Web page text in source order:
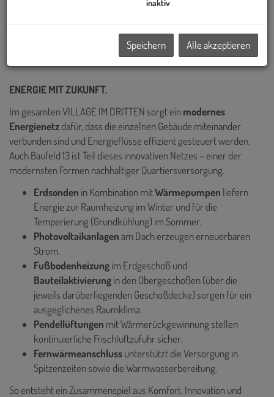
Donaukanal. Auch das VILLAGE IM DRITTEN reiht sich in diese
ENERGIE MIT ZUKUNFT.
Im gesamten VILLAGE IM DRITTEN sorgt einmodernes
Energienetzdafür, dass die einzelnen Gebäude miteinander
verbunden sind und Energieflüsse effizient gesteuert werden.
Auch Baufeld 13 ist Teil dieses innovativen Netzes – einer der
modernsten Formen nachhaltiger Quartiersversorgung.
Erdsonden in Kombination mitWärmepumpen liefern
Energie zurRaumheizung im Winter und für die
Temperierung (Grundkühlung) im Sommer.
Photovoltaikanlagenam Dach erzeugen erneuerbaren
Strom.
Fußbodenheizungim Erdgeschoß und
Bauteilaktivierungin den Obergeschoßen (über die
jeweils darüberliegenden Geschoßdecke) sorgen für ein
ausgeglichenes Raumklima.
Pendellüftungen mit Wärmerückgewinnung stellen
kontinuierliche Frischluftzufuhr sicher.
Fernwärmeanschlussunterstützt die Versorgung in
Spitzenzeiten sowie die Warmwasserbereitung.
So entsteht ein Zusammenspiel aus Komfort, Innovation und
inaktiv
Speichern Alle akzeptieren